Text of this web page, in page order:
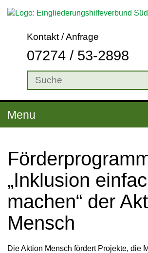
Kontakt / Anfrage
07274 / 53-2898
Menu
„Inklusion
machen“ der
Mensch
Die Aktion Mensch fördert Projekte, die